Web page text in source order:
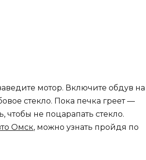
мотор. Включите обдув на
стекло. Пока печка греет —
чтобы не поцарапать стекло.
Омск, можно узнать пройдя по